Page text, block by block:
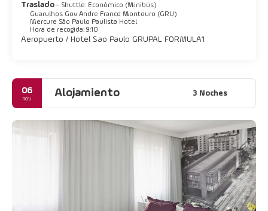
Traslado - Shuttle: Económico (Minibús)
Guarulhos Gov Andre Franco Montouro (GRU)
Mercure São Paulo Paulista Hotel
Hora de recogida: 9:10
Aeropuerto / Hotel Sao Paulo GRUPAL FORMULA1
06
nov Alojamiento 3 Noches